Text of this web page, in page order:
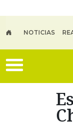
NOTICIAS